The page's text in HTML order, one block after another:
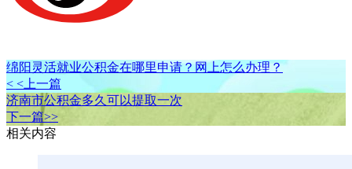
绵阳灵活就业公积金在哪里申请？网上怎么办理？
< <上一篇
济南市公积金多久可以提取一次
下一篇>>
相关内容